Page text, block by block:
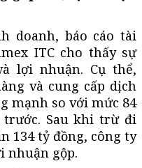
doanh, báo cáo tài
ITC cho thấy sự
lợi nhuận. Cụ thể,
và cung cấp dịch
mạnh so với mức 84
trước. Sau khi trừ đi
134 tỷ đồng, công ty
nhuận gộp.